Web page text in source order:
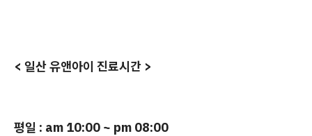
< 일산 유앤아이 진료시간 >
평일 : am 10:00 ~ pm 08:00